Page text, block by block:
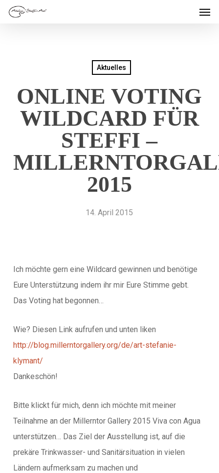
Skip
Aktuelles
ONLINE VOTING
WILDCARD FÜR
STEFFI –
2015
14. April 2015
Ich möchte gern eine Wildcard gewinnen und benötige
Eure Unterstützung indem ihr mir Eure Stimme gebt.
Das Voting hat begonnen…
Wie? Diesen Link aufrufen und unten liken
http://blog.millerntorgallery.org/de/art-stefanie-
klymant/
Dankeschön!
Bitte klickt für mich, denn ich möchte mit meiner
Teilnahme an der Millerntor Gallery 2015 Viva con Agua
unterstützen… Das Ziel der Ausstellung ist, auf die
prekäre Trinkwasser- und Sanitärsituation in vielen
Ländern aufmerksam zu machen und